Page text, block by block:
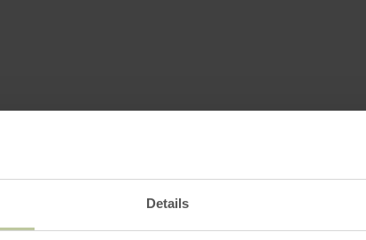
Details